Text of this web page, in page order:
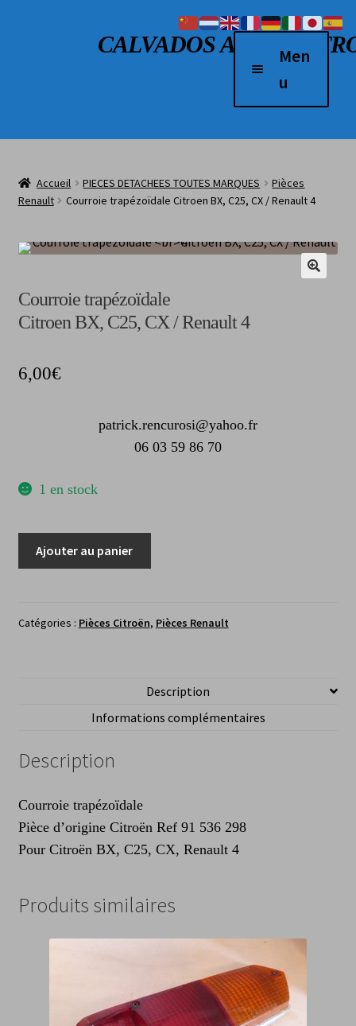
Aller à la navigation
Aller au contenu
CALVADOS AUTOMen
u
2 Roues
Véhicules vendus
L’atelier
Contact
Accueil PIECES DETACHEES TOUTES MARQUES
Pièces
Renault
Courroie trapézoïdale Citroen BX, C25, CX / Renault 4
Courroie trapézoïdale
Citroen BX, C25, CX / Renault 4
6,00€
patrick.rencurosi@yahoo.fr
06 03 59 86 70
1 en stock
Citroen
Ajouter au panier
Catégories : Pièces Citroën, Pièces Renault
Description
Informations complémentaires
Description
Courroie trapézoïdale
Pièce d’origine Citroën Ref 91 536 298
Pour Citroën BX, C25, CX, Renault 4
Produits similaires